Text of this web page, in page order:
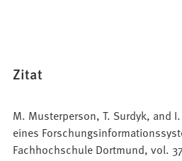
Zitat
M. Musterperson, T. Surdyk, and
eines
Fachhochschule Dortmund, vol.